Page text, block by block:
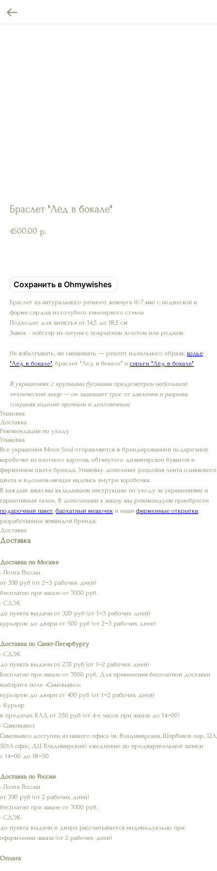
Браслет "Лёд в бокале"
4500,00 р.
Сохранить в Ohmywishes
Браслет из натурального речного жемчуга (6-7 мм) с подвеской в
форме сердца из голубого ювелирного стекла
Подходит для запястья от 14,5 до 18,5 см
Замок - лобстер из латуни с покрытием золотом или родием
Не взбалтывать, но смешивать — рецепт идеального образа: колье
"Лёд в бокале" , браслет "Лёд в бокале" и серьги "Лёд в бокале"
В украшениях с крупными бусинами предусмотрен небольшой
технический зазор — он защищает трос от давления и разрыва,
сохраняя изделие прочным и долговечным
Упаковка
Доставка
Рекомендации по уходу
Упаковка
Все украшения Moon Soul отправляются в брендированной подарочной
коробочке из плотного картона, обтянутого дизайнерской бумагой в
фирменном цвете бренда. Упаковку дополняет репсовая лента оливкового
цвета и вдохновляющая надпись внутри коробочки.
В каждый заказ мы вкладываем инструкцию по уходу за украшениями и
гарантийный талон. В дополнении к заказу мы рекомендуем приобрести
подарочный пакет бархатный мешочек и наши фирменные открытки
разработанные командой бренда.
Доставка
Доставка
Доставка по Москве
• Почта России
от 390 руб (от 2−3 рабочих дней)
бесплатно при заказе от 7000 руб.
• СДЭК
до пункта выдачи от 320 руб (от 1−3 рабочих дней)
курьером до двери от 500 руб (от 2−3 рабочих дней)
Доставка по Санкт-Петербургу
• СДЭК
до пункта выдачи от 270 руб (от 1−2 рабочих дней)
Бесплатно при заказе от 7000 руб. Для применения бесплатной доставки
выберите поле «Самовывоз»
курьером до двери от 400 руб (от 1−2 рабочих дней)
• Курьер
в пределах КАД от 350 руб (от 4-х часов при заказе до 14−00)
• Самовывоз
Самовывоз доступен из нашего офиса (м. Владимирская, Щербаков пер. 12А,
501А офис, ДЦ Владимирский) ежедневно по предварительной записи
с 14−00 до 18−30
Доставка по России
• Почта России
от 390 руб (от 2 рабочих дней)
бесплатно при заказе от 7000 руб.
• СДЭК
до пункта выдачи и двери рассчитывается индивидуально при
оформлении заказа (от 2 рабочих дней)
Оплата